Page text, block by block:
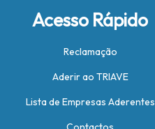
Acesso Rápido
Reclamação
Aderir ao TRIAVE
Lista de Empresas Aderentes